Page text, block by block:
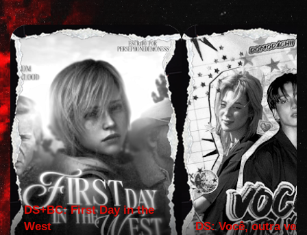
DS+BC: First Day in the
West
DS: Você, outra vez!